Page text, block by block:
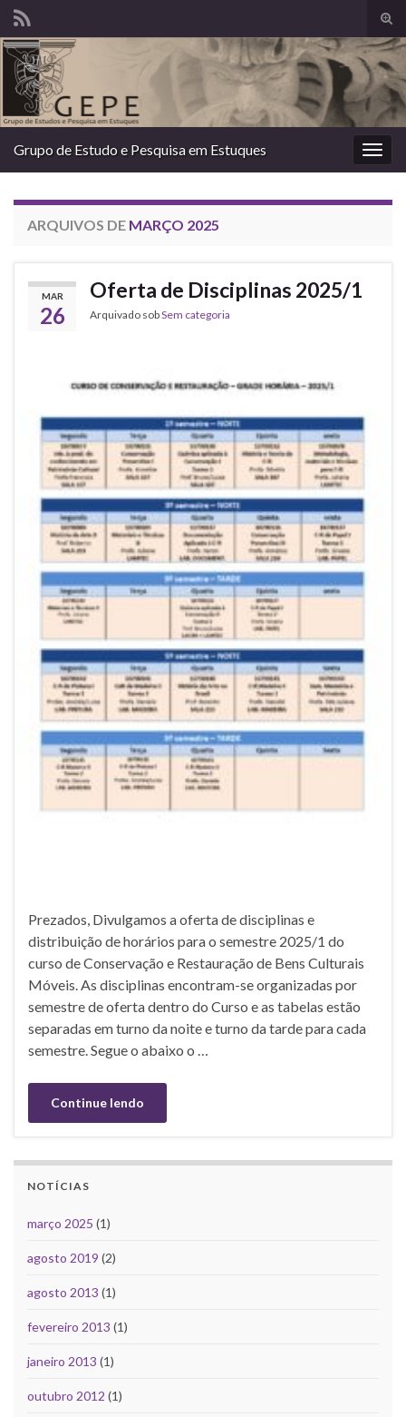
de
Grupo de Estudo e Pesquisa em Estuques
ARQUIVOS DE MARÇO 2025
MAR
26
Oferta de Disciplinas 2025/1
Arquivado sobSem categoria
Prezados, Divulgamos a oferta de disciplinas e
distribuição de horários para o semestre 2025/1 do
curso de Conservação e Restauração de Bens Culturais
Móveis. As disciplinas encontram-se organizadas por
semestre de oferta dentro do Curso e as tabelas estão
separadas em turno da noite e turno da tarde para cada
semestre. Segue o abaixo o …
Continue lendo
NOTÍCIAS
março 2025 (1)
agosto 2019 (2)
agosto 2013 (1)
fevereiro 2013 (1)
janeiro 2013 (1)
outubro 2012 (1)